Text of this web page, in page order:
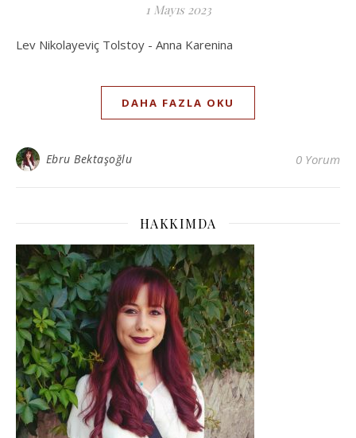
1 Mayıs 2023
Lev Nikolayeviç Tolstoy - Anna Karenina
DAHA FAZLA OKU
Ebru Bektaşoğlu 0 Yorum
HAKKIMDA